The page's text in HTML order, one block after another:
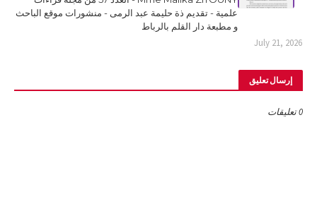
علمية - تقديم ذة حليمة عبد الرمى - منشورات موقع الباحث
و مطبعة دار القلم بالرباط
July 21, 2026
إرسال تعليق
0 تعليقات